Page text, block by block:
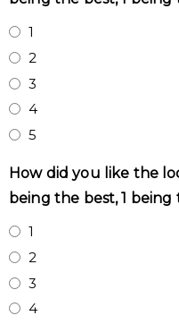
1
2
3
4
5
How did you like the
being the best, 1 being
1
2
3
4